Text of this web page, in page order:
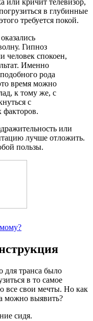
или кричит телевизор,
в глубинные
требуется покой.
Гипноз
человек спокоен,
Именно
рода
время можно
к тому же, с
с
или
лучше отложить.
пользы.
для транса было
в то самое
все свои мечты. Но как
можно выявить?
сидя.